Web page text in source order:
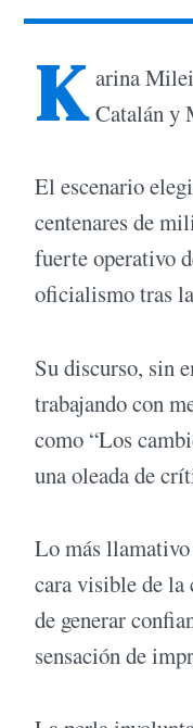
K arina
Catalán y
El escenario
centenares de
fuerte operativo
oficialismo tras
Su discurso, sin
trabajando con
como “Los
una oleada de
Lo más llamativo
cara visible de la
de generar
sensación de